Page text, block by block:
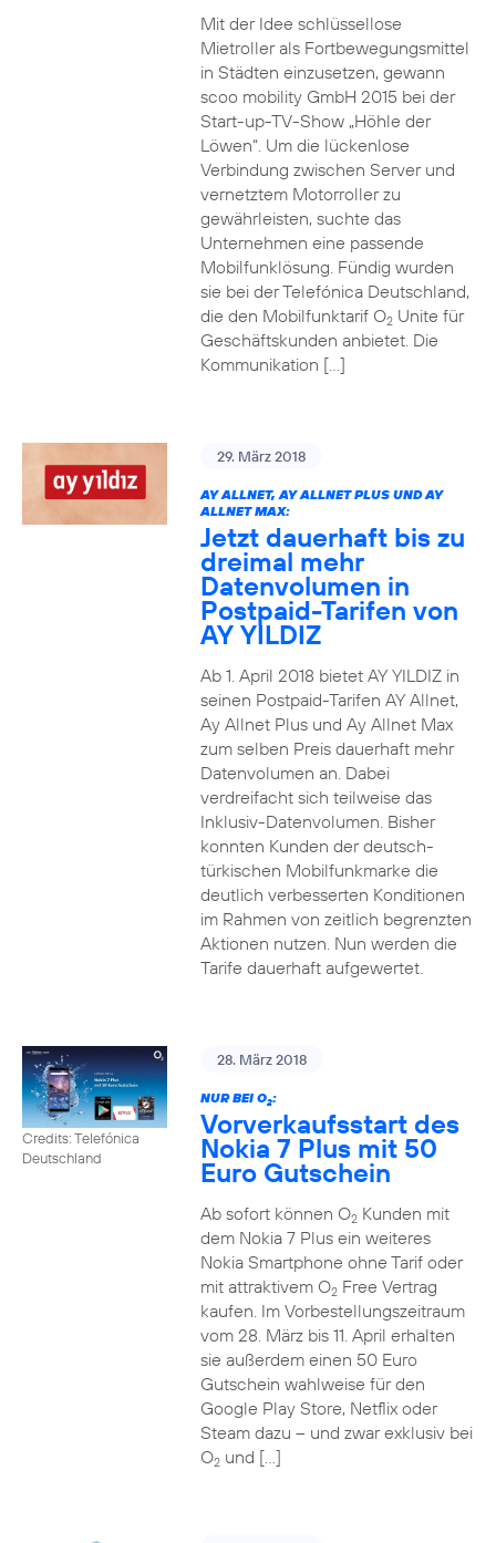
Mit der Idee schlüssellose
Mietroller als Fortbewegungsmittel
in Städten einzusetzen, gewann
scoo mobility GmbH 2015 bei der
Start-up-TV-Show „Höhle der
Löwen“. Um die lückenlose
Verbindung zwischen Server und
vernetztem Motorroller zu
gewährleisten, suchte das
Unternehmen eine passende
Mobilfunklösung. Fündig wurden
sie bei der Telefónica Deutschland,
die den Mobilfunktarif O2Unite für
Geschäftskunden anbietet. Die
Kommunikation […]
29. März 2018
AY ALLNET, AY ALLNET PLUS UND AY
ALLNET MAX:
Jetzt dauerhaft bis zu
dreimal mehr
Datenvolumen in
Postpaid-Tarifen von
AY YILDIZ
Ab 1. April 2018 bietet AY YILDIZ in
seinen Postpaid-Tarifen AY Allnet,
Ay Allnet Plus und Ay Allnet Max
zum selben Preis dauerhaft mehr
Datenvolumen an. Dabei
verdreifacht sich teilweise das
Inklusiv-Datenvolumen. Bisher
konnten Kunden der deutsch-
türkischen Mobilfunkmarke die
deutlich verbesserten Konditionen
im Rahmen von zeitlich begrenzten
Aktionen nutzen. Nun werden die
Tarife dauerhaft aufgewertet.
Credits: Telefónica
Deutschland
28. März 2018
NUR BEI O2:
Vorverkaufsstart des
Nokia 7 Plus mit 50
Euro Gutschein
Ab sofort können O2Kunden mit
dem Nokia 7 Plus ein weiteres
Nokia Smartphone ohne Tarif oder
mit attraktivem O2Free Vertrag
kaufen. Im Vorbestellungszeitraum
vom 28. März bis 11. April erhalten
sie außerdem einen 50 Euro
Gutschein wahlweise für den
Google Play Store, Netflix oder
Steam dazu – und zwar exklusiv bei
O2und […]